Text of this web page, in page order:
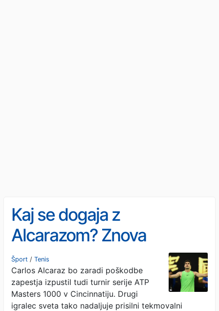
Kaj se dogaja z
Alcarazom? Znova
razočaral navijače
Šport / Tenis
Carlos Alcaraz bo zaradi poškodbe
zapestja izpustil tudi turnir serije ATP
Masters 1000 v Cincinnatiju. Drugi
igralec sveta tako nadaljuje prisilni tekmovalni